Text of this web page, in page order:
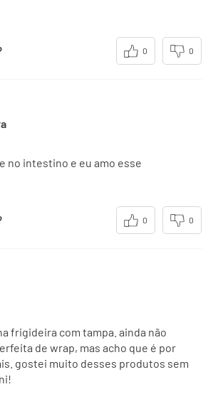
0 0
no intestino e eu amo esse
0 0
frigideira com tampa. ainda não
de wrap, mas acho que é por
gostei muito desses produtos sem